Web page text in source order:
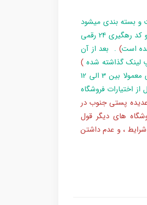
و بسته بندی میشود
و در زمان آماده سازی تا تحویل بارکد ، مراحل برای کاربر پیامک میشود و کد رهگیری 24 رقمی
است) . بعد از آن
گذاشته شده )
و یا شماره 193 با پست پیگیری کند . بعد از دریافت کدرهگیری 24 رقمی معمولا بین 3 الی 12
اختیارات فروشگاه
پستی جنوب در
های دیگر قول
، و عدم داشتن